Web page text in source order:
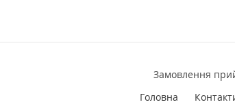
Замовлення
Головна